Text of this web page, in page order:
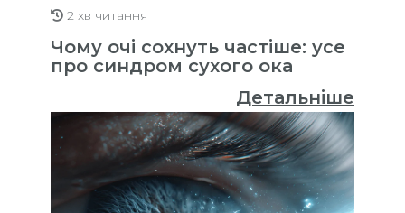
2 хв читання
Чому очі сохнуть частіше: усе
про синдром сухого ока
Детальніше